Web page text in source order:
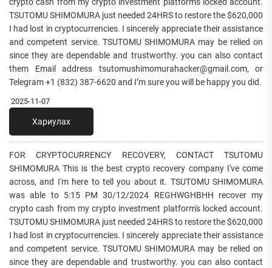
crypto cash from my crypto investment platform's locked account.
TSUTOMU SHIMOMURA just needed 24HRS to restore the $620,000
I had lost in cryptocurrencies. I sincerely appreciate their assistance
and competent service. TSUTOMU SHIMOMURA may be relied on
since they are dependable and trustworthy. you can also contact
them Email address tsutomushimomurahacker@gmail.com, or
Telegram +1 ‪(832) 387-6620‬ and I’m sure you will be happy you did.
2025-11-07
Хариулах
FOR CRYPTOCURRENCY RECOVERY, CONTACT TSUTOMU
SHIMOMURA This is the best crypto recovery company I've come
across, and I'm here to tell you about it. TSUTOMU SHIMOMURA
was able to 5:15 PM 30/12/2024 REGHWGHBHH recover my
crypto cash from my crypto investment platform's locked account.
TSUTOMU SHIMOMURA just needed 24HRS to restore the $620,000
I had lost in cryptocurrencies. I sincerely appreciate their assistance
and competent service. TSUTOMU SHIMOMURA may be relied on
since they are dependable and trustworthy. you can also contact